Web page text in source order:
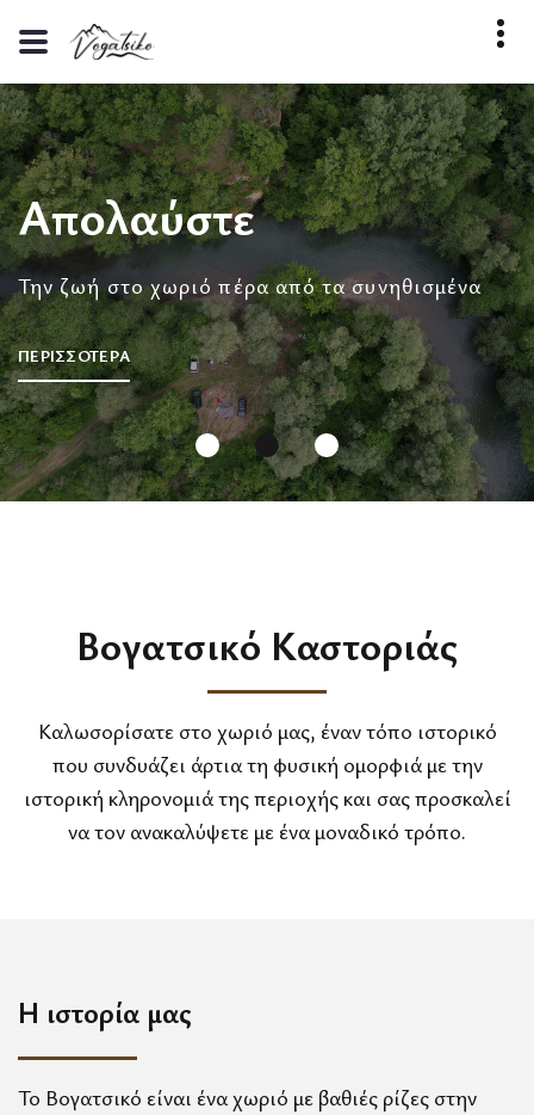
Απολαύστε
Την ζωή στο χωριό πέρα από τα συνηθισμένα
ΠΕΡΙΣΣΟΤΕΡΑ
Βογατσικό Καστοριάς
Καλωσορίσατε στο χωριό μας, έναν τόπο ιστορικό
που συνδυάζει άρτια τη φυσική ομορφιά με την
ιστορική κληρονομιά της περιοχής και σας προσκαλεί
να τον ανακαλύψετε με ένα μοναδικό τρόπο.
Η ιστορία μας
Το Βογατσικό είναι ένα χωριό με βαθιές ρίζες στην